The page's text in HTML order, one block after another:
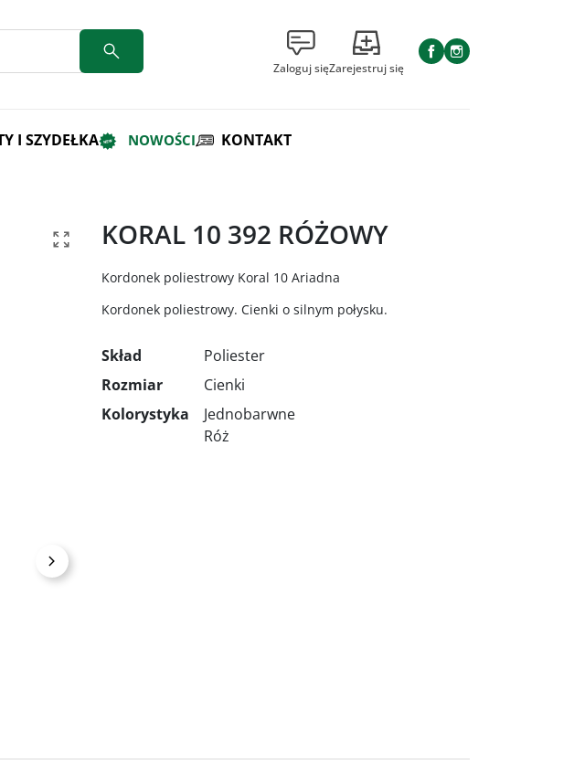
Zaloguj sięZarejestruj się Facebook
Instagram
I SZYDEŁKA NOWOŚCI KONTAKT
Następny
KORAL 10 392 RÓŻOWY
Kordonek poliestrowy Koral 10 Ariadna
Kordonek poliestrowy. Cienki o silnym połysku.
Skład
Poliester
Rozmiar
Cienki
Kolorystyka
Jednobarwne
Róż